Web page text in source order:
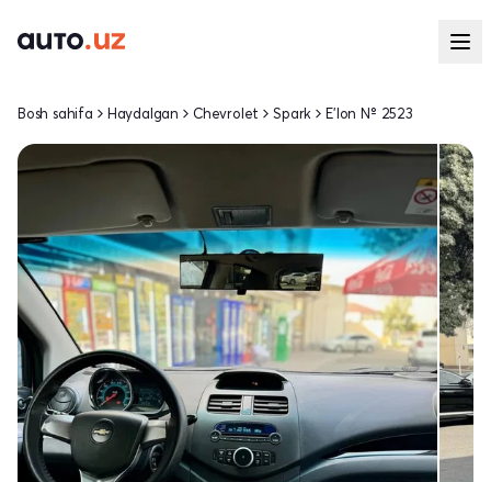
Bosh sahifa Haydalgan Chevrolet Spark E'lon № 2523